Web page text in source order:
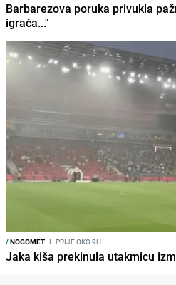
Barbarezova poruka privukla
igrača..."
/NOGOMET I PRIJE OKO 9H
Jaka kiša prekinula utakmicu